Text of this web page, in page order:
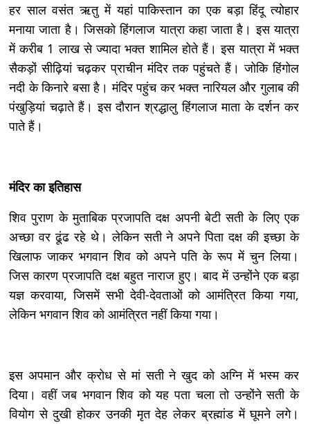
हर साल वसंत ऋतु में यहां पाकिस्तान का एक बड़ा हिंदू त्योहार
मनाया जाता है। जिसको हिंगलाज यात्रा कहा जाता है। इस यात्रा
में करीब 1 लाख से ज्यादा भक्त शामिल होते हैं। इस यात्रा में भक्त
सैकड़ों सीढ़ियां चढ़कर प्राचीन मंदिर तक पहुंचते हैं। जोकि हिंगोल
नदी के किनारे बसा है। मंदिर पहुंच कर भक्त नारियल और गुलाब की
पंखुड़ियां चढ़ाते हैं। इस दौरान श्रद्धालु हिंगलाज माता के दर्शन कर
पाते हैं।
मंदिर का इतिहास
शिव पुराण के मुताबिक प्रजापति दक्ष अपनी बेटी सती के लिए एक
अच्छा वर ढूंढ रहे थे। लेकिन सती ने अपने पिता दक्ष की इच्छा के
खिलाफ जाकर भगवान शिव को अपने पति के रूप में चुन लिया।
जिस कारण प्रजापति दक्ष बहुत नाराज हुए। बाद में उन्होंने एक बड़ा
यज्ञ करवाया, जिसमें सभी देवी-देवताओं को आमंत्रित किया गया,
लेकिन भगवान शिव को आमंत्रित नहीं किया गया।
इस अपमान और क्रोध से मां सती ने खुद को अग्नि में भस्म कर
दिया। वहीं जब भगवान शिव को यह पता चला तो उन्होंने सती के
वियोग से दुखी होकर उनकी मृत देह लेकर ब्रह्मांड में घूमने लगे।